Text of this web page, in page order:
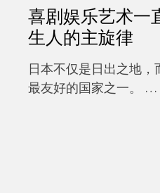
喜剧娱乐艺术一
生人的主旋律
日本不仅是日出之地，
最友好的国家之一。 …